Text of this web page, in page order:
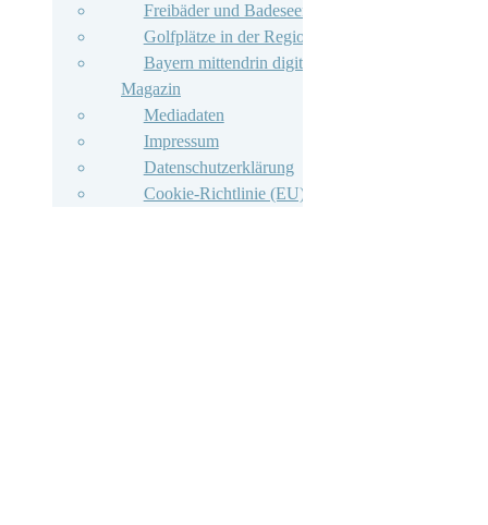
Freibäder und Badeseen
Golfplätze in der Region
Bayern mittendrin digitales
Magazin
Mediadaten
Impressum
Datenschutzerklärung
Cookie-Richtlinie (EU)